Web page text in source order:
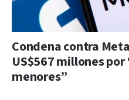
Condena contra
US$567 millones
menores”